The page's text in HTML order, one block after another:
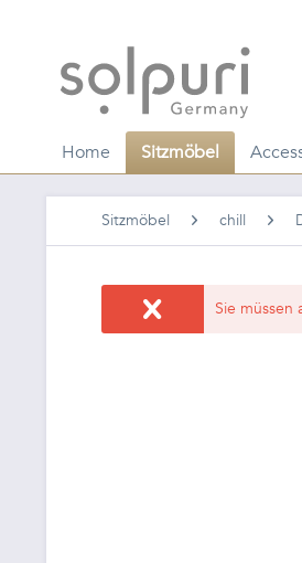
Home Sitzmöbel
Sitzmöbel chill
Sie